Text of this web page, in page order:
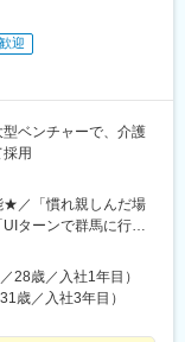
迎
型ベンチャーで、介護
用
★／「慣れ親しんだ場
ターンで群馬に行き
沼田市、館林市、渋
岡町、上野村、下仁
町、みなかみ町、邑
28歳／入社1年目）
歳／入社3年目）